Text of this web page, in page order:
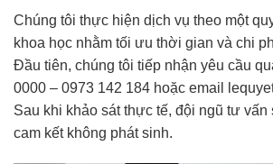
Chúng tôi thực hiện dịch vụ theo một
khoa học nhằm tối ưu thời gian và chi
Đầu tiên, chúng tôi tiếp nhận yêu cầu
0000 – 0973 142 184 hoặc email
Sau khi khảo sát thực tế, đội ngũ tư vấn
cam kết không phát sinh.